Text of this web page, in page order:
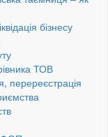
бізнесу
ТОВ
перереєстрація